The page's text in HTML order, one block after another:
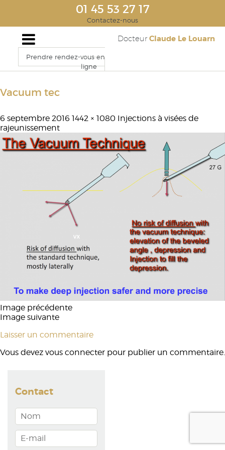
01 45 53 27 17
Contactez-nous
Docteur Claude Le Louarn
Prendre rendez-vous en
ligne
Vacuum tec
6 septembre 2016 1442 × 1080 Injections à visées de
rajeunissement
Image précédente
Image suivante
Laisser un commentaire
Vous devez vous connecter pour publier un commentaire.
Contact